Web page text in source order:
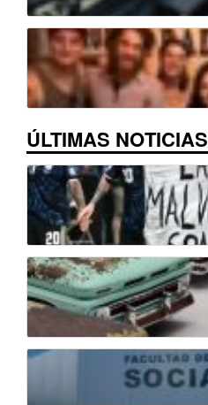
ÚLTIMAS NOTICIAS